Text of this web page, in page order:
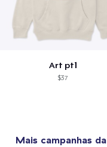
Art pt1
$37
Mais campanhas da